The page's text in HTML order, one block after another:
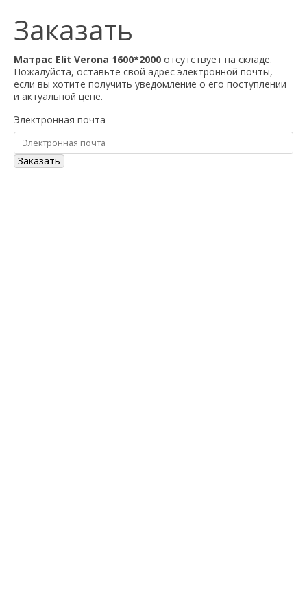
Заказать
Матрас Elit Verona 1600*2000 отсутствует на складе.
Пожалуйста, оставьте свой адрес электронной почты,
если вы хотите получить уведомление о его поступлении
и актуальной цене.
Электронная почта